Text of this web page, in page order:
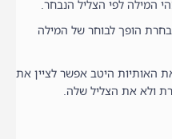
המילה לפי הצליל הנבחר.
הופך לבוחר של המילה
האותיות היטב אפשר לציין את
ולא את הצליל שלה.